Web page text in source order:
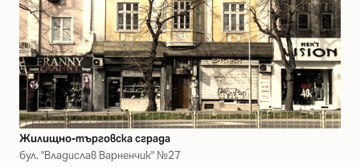
Жилищно-търговска сграда
бул. "Владислав Варненчик" №27